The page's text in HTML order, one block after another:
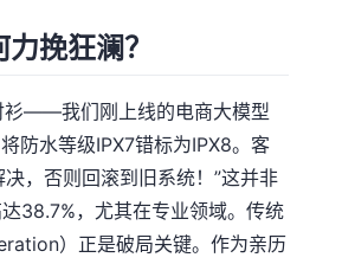
挽狂澜？
衫——我们刚上线的电商大模型
防水等级IPX7错标为IPX8。客
，否则回滚到旧系统！”这并非
38.7%，尤其在专业领域。传统
）正是破局关键。作为亲历